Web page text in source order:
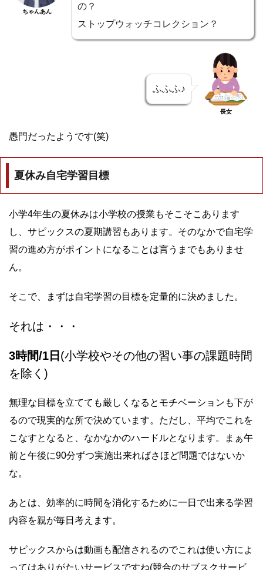
ちゃんあん
の？
ストップウォッチコレクション？
ふふふ♪
長女
愚門だったようです(笑)
夏休み自宅学習目標
小学4年生の夏休みは小学校の授業もそこそこあります
し、サピックスの夏期講習もあります。そのなかで自宅学
習の進め方がポイントになることは言うまでもありませ
ん。
そこで、まずは自宅学習の目標を定量的に決めました。
それは・・・
3時間/1日 (小学校やその他の習い事の課題時間
を除く)
無理な目標を立てても厳しくなるとモチベーションも下が
るので現実的な所で決めています。ただし、平均でこれを
こなすとなると、なかなかのハードルとなります。まぁ午
前と午後に90分ずつ実施出来ればさほど問題ではないか
な。
あとは、効率的に時間を消化するために一日で出来る学習
内容を親が毎日考えます。
サピックスからは動画も配信されるのでこれは使い方によ
ってはありがたいサービスですね(競合のサブスクサービ